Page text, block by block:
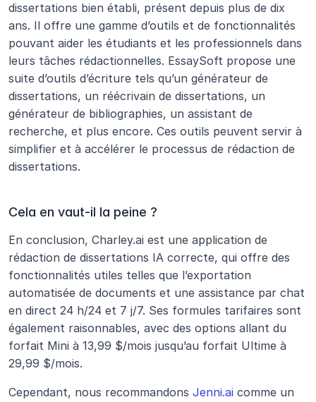
dissertations bien établi, présent depuis plus de dix
ans. Il offre une gamme d’outils et de fonctionnalités
pouvant aider les étudiants et les professionnels dans
leurs tâches rédactionnelles. EssaySoft propose une
suite d’outils d’écriture tels qu’un générateur de
dissertations, un réécrivain de dissertations, un
générateur de bibliographies, un assistant de
recherche, et plus encore. Ces outils peuvent servir à
simplifier et à accélérer le processus de rédaction de
dissertations.
Cela en vaut-il la peine ?
En conclusion, Charley.ai est une application de
rédaction de dissertations IA correcte, qui offre des
fonctionnalités utiles telles que l’exportation
automatisée de documents et une assistance par chat
en direct 24 h/24 et 7 j/7. Ses formules tarifaires sont
également raisonnables, avec des options allant du
forfait Mini à 13,99 $/mois jusqu’au forfait Ultime à
29,99 $/mois.
Cependant, nous recommandons Jenni.ai comme un